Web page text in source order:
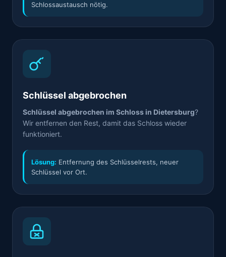
Schlossaustausch nötig.
Schlüssel abgebrochen
Schlüssel abgebrochen im Schloss in Dietersburg?
Wir entfernen den Rest, damit das Schloss wieder
funktioniert.
Lösung: Entfernung des Schlüsselrests, neuer
Schlüssel vor Ort.